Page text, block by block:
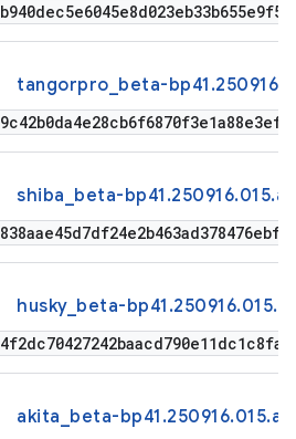
tangorpro_beta-
shiba_beta-
husky_beta-
akita_beta-